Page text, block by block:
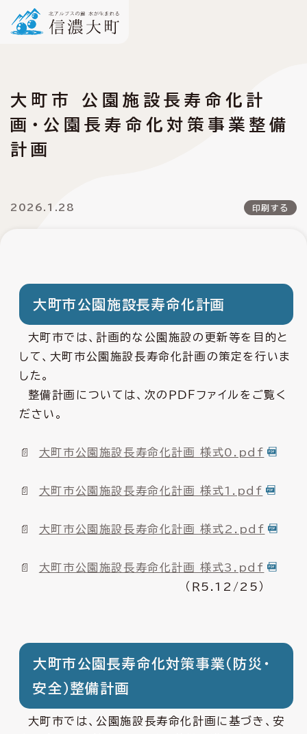
大町市 公園施設長寿命化計
画・公園長寿命化対策事業整備
計画
2026.1.28 印刷する
大町市公園施設長寿命化計画
大町市では、計画的な公園施設の更新等を目的と
して、大町市公園施設長寿命化計画の策定を行いま
した。
整備計画については、次のＰＤＦファイルをご覧く
ださい。
大町市公園施設長寿命化計画 様式0.pdf
大町市公園施設長寿命化計画 様式1.pdf
大町市公園施設長寿命化計画 様式2.pdf
大町市公園施設長寿命化計画 様式3.pdf
（Ｒ5.12/25）
大町市公園長寿命化対策事業（防災・
安全）整備計画
大町市では、公園施設長寿命化計画に基づき、安